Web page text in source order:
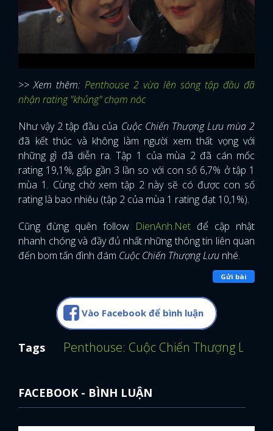
ĐĂNG NHẬP
>> Xem thêm: Penthouse 2 vừa lên sóng tập đầu đã
nhận rating "khủng" chạm nóc
Như vậy 2 tập đầu của Cuộc Chiến Thượng Lưu mùa 2
đã kết thúc và không làm người xem thất vọng với
những gì đã diễn ra. Tập 1 của mùa 2 đã cán mốc
rating 19,1%, gấp gần 3 lần so với con số 6,7% ở tập 1
mùa 1. Cùng chờ xem tập 2 này sẽ có được con số
rating là bao nhiêu (tập 2 của mùa 1 rating đạt 10,1%).
Cũng đừng quên follow DienAnh.Net để cập nhật
nhanh chóng và đầy đủ nhất những thông tin liên quan
đến bom tấn đình đám Cuộc Chiến Thượng Lưu nhé.
Gửi bài
Vào Facebook để bình luận
Tags Penthouse: Cuộc Chiến Thượng Lưu
FACEBOOK - BÌNH LUẬN